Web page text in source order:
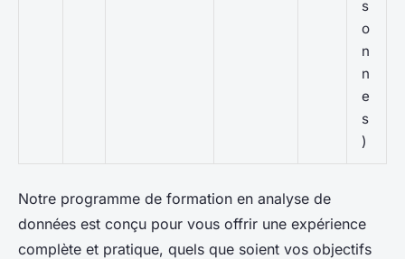
s
o
n
n
e
s
)
Notre programme de formation en analyse de
données est conçu pour vous offrir une expérience
complète et pratique, quels que soient vos objectifs